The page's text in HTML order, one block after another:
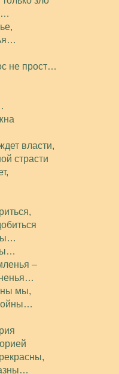
не прост…
власти,
страсти
–
мы,